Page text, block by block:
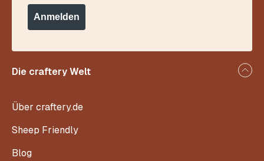
Die craftery Welt
Über craftery.de
Sheep Friendly
Blog
Anmelden